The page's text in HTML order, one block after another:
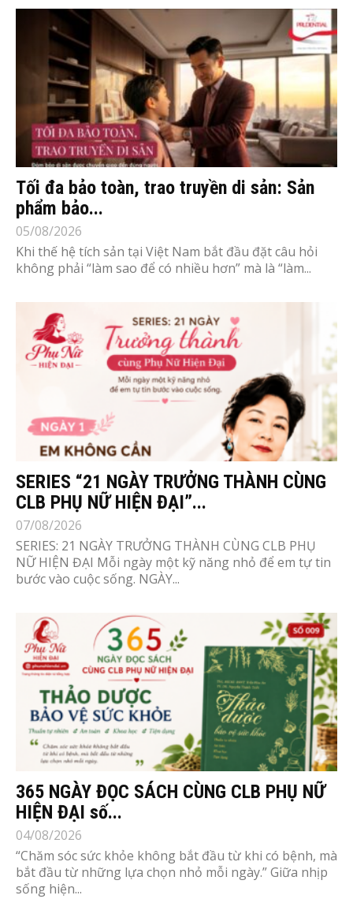
Tối đa bảo toàn, trao truyền di sản: Sản
phẩm bảo...
05/08/2026
Khi thế hệ tích sản tại Việt Nam bắt đầu đặt câu hỏi
không phải “làm sao để có nhiều hơn” mà là “làm...
SERIES “21 NGÀY TRƯỞNG THÀNH CÙNG
CLB PHỤ NỮ HIỆN ĐẠI”...
07/08/2026
SERIES: 21 NGÀY TRƯỞNG THÀNH CÙNG CLB PHỤ
NỮ HIỆN ĐẠI Mỗi ngày một kỹ năng nhỏ để em tự tin
bước vào cuộc sống. NGÀY...
365 NGÀY ĐỌC SÁCH CÙNG CLB PHỤ NỮ
HIỆN ĐẠI số...
04/08/2026
“Chăm sóc sức khỏe không bắt đầu từ khi có bệnh, mà
bắt đầu từ những lựa chọn nhỏ mỗi ngày.” Giữa nhịp
sống hiện...